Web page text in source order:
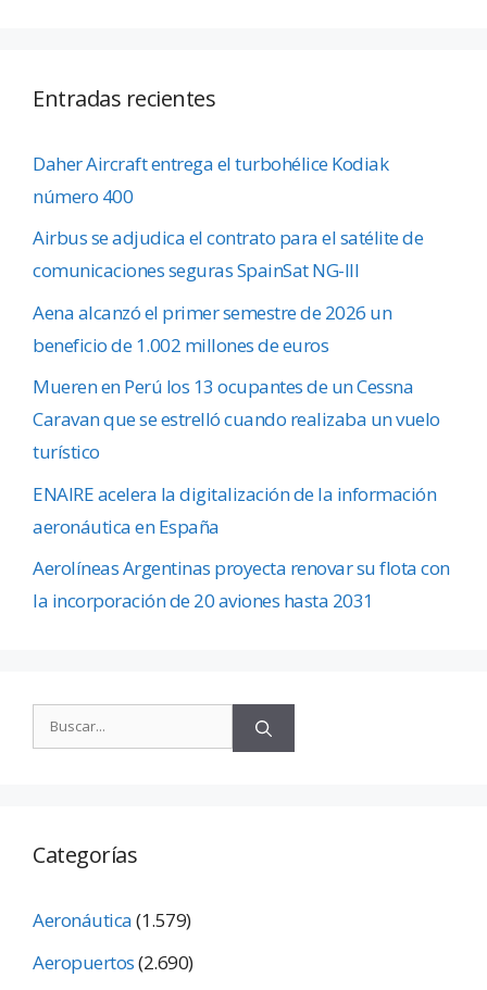
Entradas recientes
Daher Aircraft entrega el turbohélice Kodiak
número 400
Airbus se adjudica el contrato para el satélite de
comunicaciones seguras SpainSat NG-III
Aena alcanzó el primer semestre de 2026 un
beneficio de 1.002 millones de euros
Mueren en Perú los 13 ocupantes de un Cessna
Caravan que se estrelló cuando realizaba un vuelo
turístico
ENAIRE acelera la digitalización de la información
aeronáutica en España
Aerolíneas Argentinas proyecta renovar su flota con
la incorporación de 20 aviones hasta 2031
Categorías
Aeronáutica(1.579)
Aeropuertos(2.690)